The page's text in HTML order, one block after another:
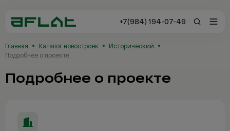
+7(984) 194-
Владивосток
Заказать звонок
+7(984) 194-07-49
Главная Каталог новостроек
Исторический
Подробнее о проекте
Подробнее о проекте